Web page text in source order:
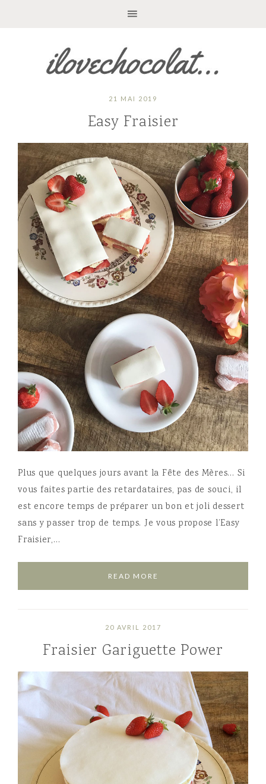
21 MAI 2019
Easy Fraisier
Plus que quelques jours avant la Fête des Mères… Si
vous faites partie des retardataires, pas de souci, il
est encore temps de préparer un bon et joli dessert
sans y passer trop de temps. Je vous propose l’Easy
Fraisier,…
READ MORE
20 AVRIL 2017
Fraisier Gariguette Power